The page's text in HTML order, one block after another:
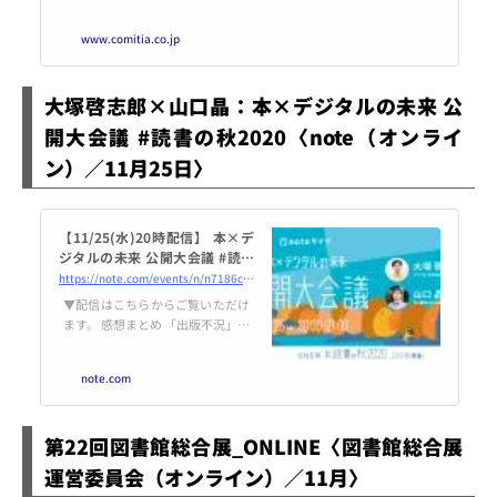
www.comitia.co.jp
大塚啓志郎×山口晶：本×デジタルの未来 公
開大会議 #読書の秋2020〈note（オンライ
ン）／11月25日〉
【11/25(水)20時配信】 本×デ
ジタルの未来 公開大会議 #読書
の秋2020｜noteイベント情報 https://note.com/events/n/n7186cd8731dd
▼配信はこちらからご覧いただけ
ます。 感想まとめ 「出版不況」が
ち時間が増えたことの影響もあ
り、書店での売り上げは前年と比
観的な状況でないことはたしかで
たあたらしいプロモーションやコ
note.com
第22回図書館総合展_ONLINE〈図書館総合展
運営委員会（オンライン）／11月〉